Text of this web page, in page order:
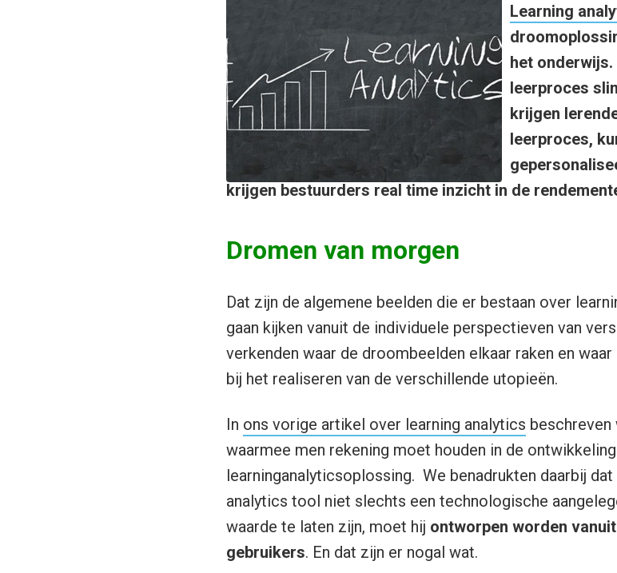
Learning
het
leerproces
krijgen
leerproces,
krijgen bestuurders real time inzicht in de
Dromen van morgen
Dat zijn de algemene beelden die er bestaan over
gaan kijken vanuit de individuele perspectieven van
verkenden waar de droombeelden elkaar raken en
bij het realiseren van de verschillende utopieën.
In ons vorige artikel over learning analytics beschreven
waarmee men rekening moet houden in de
learninganalyticsoplossing. We benadrukten daarbij
analytics tool niet slechts een technologische
waarde te laten zijn, moet hij ontworpen worden
gebruikers. En dat zijn er nogal wat.